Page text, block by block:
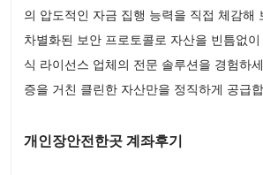
의 압도적인 자금 집행 능력을 직접 체감해
차별화된 보안 프로토콜로 자산을 빈틈없
식 라이선스 업체의 전문 솔루션을 경험하
증을 거친 클린한 자산만을 정직하게 공급
개인장안전한곳 계좌후기